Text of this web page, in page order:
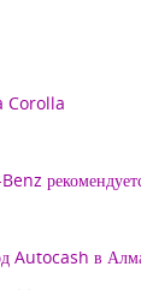
Corolla
Autocash в